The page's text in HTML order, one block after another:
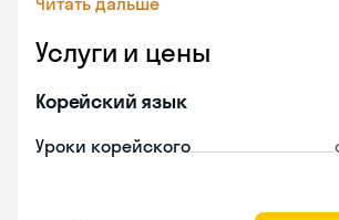
Услуги и цены
Корейский язык
Уроки корейского